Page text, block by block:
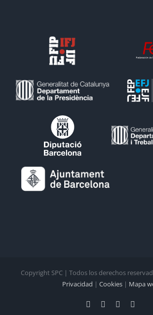
Copyright SPC | Todos los derechos
Privacidad | Cookies| Mapa
Facebook YouTube